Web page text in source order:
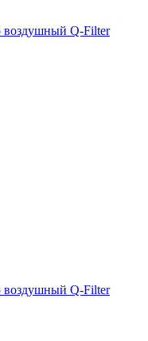
воздушный Q-Filter
воздушный Q-Filter